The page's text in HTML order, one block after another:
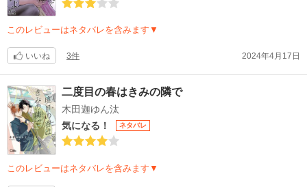
このレビューはネタバレを含みます▼
いいね 3件 2024年4月17日
二度目の春はきみの隣で
木田迦ゆん汰
気になる！
ネタバレ
このレビューはネタバレを含みます▼